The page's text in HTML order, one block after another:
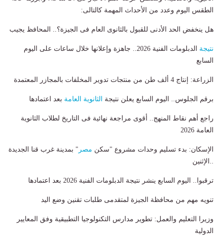
الطقس اليوم وعدد من الأحداث المهمة كالتالى:
هل ينخفض الحد الأدنى للقبول بالثانوى العام فى الجيزة؟.. المحافظ يجيب
نتيجة
الدبلومات الفنية 2026.. جاهزة وإعلانها خلال ساعات على اليوم
السابع
الزراعة: إنتاج 4 ألف طن من منتجات تدوير المخلفات بالمجازر المعتمدة
برقم الجلوس.. اليوم السابع يعلن نتيجة الثانوية العامة بعد اعتمادها
راجع أهم نقاط المنهج.. أقوى مراجعة نهائية فى التاريخ لطلاب الثانوية
العامة 2026
الإسكان: بدء تسليم وحدات مشروع "سكن مصر " بمدينة غرب قنا الجديدة
..الإثنين
ترقبوا.. اليوم السابع ينشر نتيجة الدبلومات الفنية 2026 بعد اعتمادها
تنويه مهم من محافظة الجيزة لمتقدمى طلبات تقنين وضع اليد
وزيرا التعليم والعمل: تطوير مدارس التكنولوجيا التطبيقية وفق المعايير
الدولية